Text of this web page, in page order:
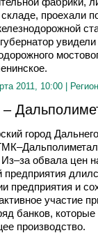
проехали
губернатор
2011, 10:00 |
город
Из–за обвала цен
предприятия
предприятия и
участие
банков,
производство.